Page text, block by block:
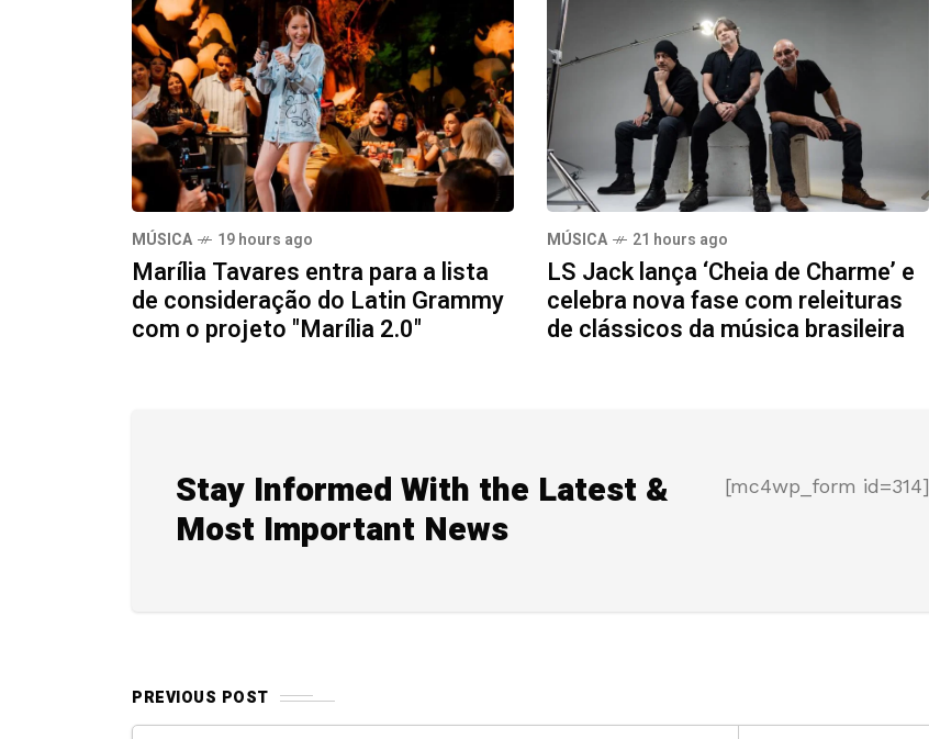
MÚSICA 19 hours ago
Marília Tavares entra para a lista
de consideração do Latin Grammy
com o projeto "Marília 2.0"
MÚSICA 21 hours ago
LS Jack lança ‘Cheia de Charme’ e
celebra nova fase com releituras
de clássicos da música brasileira
Stay Informed With the Latest &
Most Important News
[mc4wp_form id=314]
PREVIOUS POST